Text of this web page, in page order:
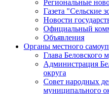
Региональные
Газета "Сельские
Новости
Официальный
Объявления
Органы местного
Глава Беловского
Администрация
округа
Совет народных
муниципального